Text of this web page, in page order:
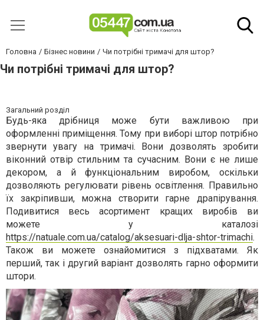
Головна Бізнес новини Чи потрібні тримачі для штор?
Чи потрібні тримачі для штор?
Загальний розділ
Будь-яка дрібниця може бути важливою при
оформленні приміщення. Тому при виборі штор потрібно
звернути увагу на тримачі. Вони дозволять зробити
віконний отвір стильним та сучасним. Вони є не лише
декором, а й функціональним виробом, оскільки
дозволяють регулювати рівень освітлення. Правильно
їх закріпивши, можна створити гарне драпірування.
Подивитися весь асортимент кращих виробів ви
можете у каталозі
https://natuale.com.ua/catalog/aksesuari-dlja-shtor-trimachi.
Також ви можете ознайомитися з підхватами. Як
перший, так і другий варіант дозволять гарно оформити
штори.